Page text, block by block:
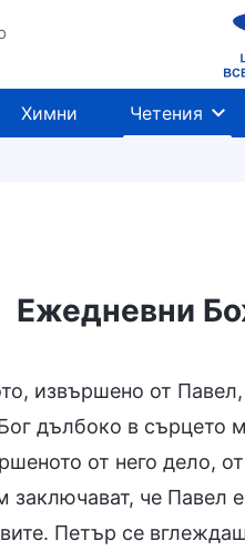
Химни Четения
и изход
Ежедневни
извършено от
дълбоко в сърцето
от него дело,
заключават, че Павел
Петър се